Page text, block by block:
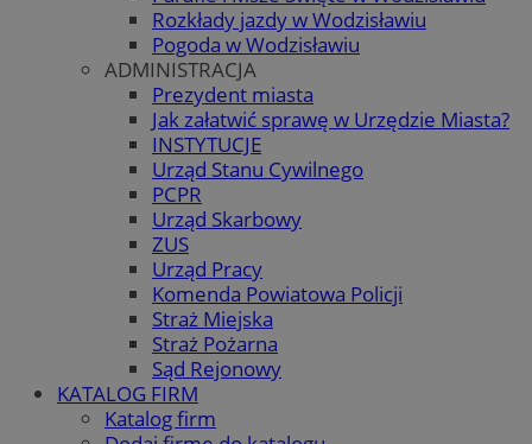
Rozkłady jazdy w Wodzisławiu
Pogoda w Wodzisławiu
ADMINISTRACJA
Prezydent miasta
Jak załatwić sprawę w Urzędzie Miasta?
INSTYTUCJE
Urząd Stanu Cywilnego
PCPR
Urząd Skarbowy
ZUS
Urząd Pracy
Komenda Powiatowa Policji
Straż Miejska
Straż Pożarna
Sąd Rejonowy
KATALOG FIRM
Katalog firm